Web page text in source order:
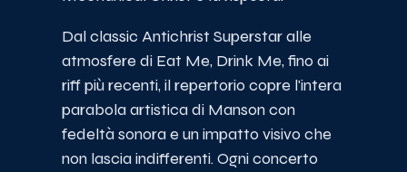
Dal classic Antichrist Superstar alle
atmosfere di Eat Me, Drink Me, fino ai
riff più recenti, il repertorio copre l'intera
parabola artistica di Manson con
fedeltà sonora e un impatto visivo che
non lascia indifferenti. Ogni concerto